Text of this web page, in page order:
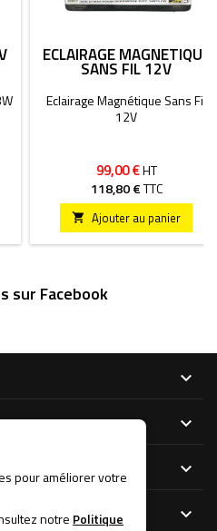
ECLAIRAGE MAGNÉTIQUE
SANS FIL 12V
Eclairage Magnétique Sans Fil
12V
99,00 €HT
118,80 €TTC
 Ajouter au panier
sur Facebook




pour améliorer votre
notre Politique